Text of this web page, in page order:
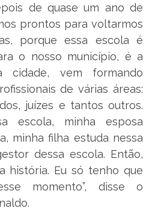
de quase um ano de
prontos para voltarmos
porque essa escola é
o nosso município, é a
cidade, vem formando
de várias áreas:
juízes e tantos outros.
escola, minha esposa
minha filha estuda nessa
dessa escola. Então,
história. Eu só tenho que
momento”, disse o